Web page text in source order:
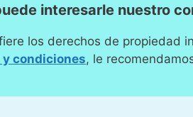
interesarle nuestro
los derechos de propiedad
condiciones, le